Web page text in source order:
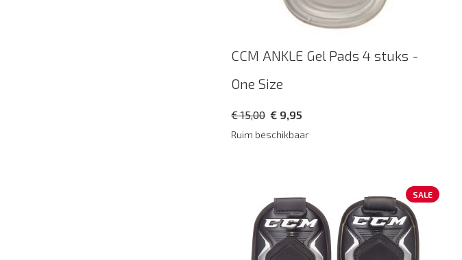
CCM ANKLE Gel Pads 4 stuks -
One Size
€ 15,00 € 9,95
Ruim beschikbaar
SALE